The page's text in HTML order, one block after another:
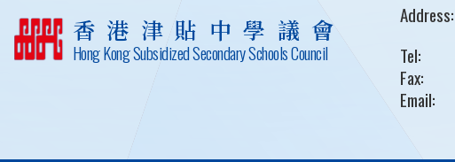
香港津貼中學議會
Hong Kong Subsidized Secondary Schools Council
Address:
Tel:
Fax:
Email: